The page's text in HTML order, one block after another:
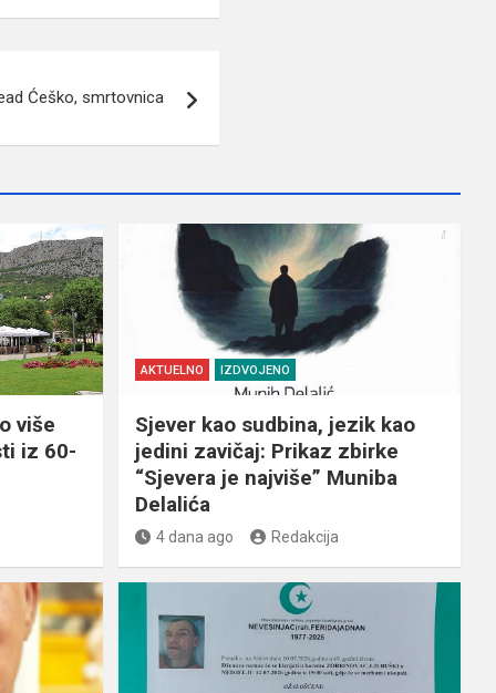
Ćeško, smrtovnica
više
iz 60-
AKTUELNO IZDVOJENO
Sjever kao sudbina, jezik kao
jedini zavičaj: Prikaz zbirke
“Sjevera je najviše” Muniba
Delalića
4 dana ago Redakcija